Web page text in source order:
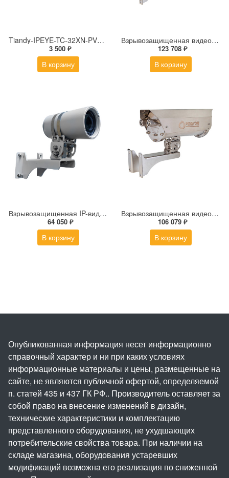
Tiandy-IPEYE-TC-32XN-PVZ 2Мп купольная «турель» IP камера с фиксированным объективом, серия SPARK со встроенным агентом IPEYE для ПВЗ
3 500 ₽
В корзину
Взрывозащищенная видеокамера Релион Релион-Exd-Н-150-ИК-IP2Мп5-50Z-PoE-SD-МК-С-TR
123 708 ₽
В корзину
Взрывозащищенная IP-видеокамера Релион Релион-Exd-М-50-ИК-IP2Мп3.6mm-PoE-TR
64 050 ₽
В корзину
Взрывозащищенная видеокамера Релион Релион-Exd-Н-150-ИК-IP2Мп2.7-13.5Z-PoE-SD-МК-С-TR
106 079 ₽
В корзину
Опубликованная информация несет информационно
справочный характер и ни при каких условиях
информационные материалы и цены, размещенные на
сайте, не являются публичной офертой, определяемой
п. статей 435 и 437 ГК РФ.. Производитель оставляет за
собой право на внесение изменений в дизайн,
технические характеристики и комплектацию
представленного оборудования, не ухудшающих
потребительские свойства товара. При наличии на
складе магазина, оборудования устаревших
модификаций возможна его реализация по сниженной